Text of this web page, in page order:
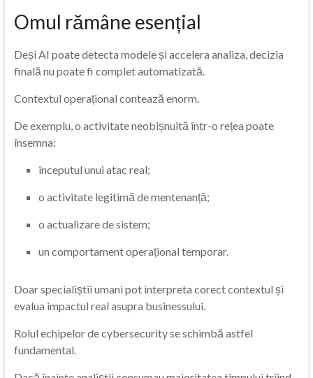
Omul rămâne esențial
Deși AI poate detecta modele și accelera analiza, decizia
finală nu poate fi complet automatizată.
Contextul operațional contează enorm.
De exemplu, o activitate neobișnuită într-o rețea poate
însemna:
începutul unui atac real;
o activitate legitimă de mentenanță;
o actualizare de sistem;
un comportament operațional temporar.
Doar specialiștii umani pot interpreta corect contextul și
evalua impactul real asupra businessului.
Rolul echipelor de cybersecurity se schimbă astfel
fundamental.